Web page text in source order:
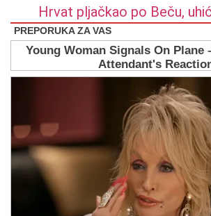
Hrvat pljačkao po Beču,